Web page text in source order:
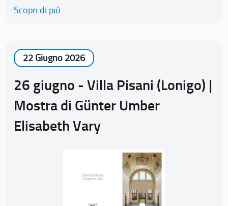
Scopri di più
22 Giugno 2026
26 giugno - Villa Pisani (Lonigo) |
Mostra di Günter Umber
Elisabeth Vary